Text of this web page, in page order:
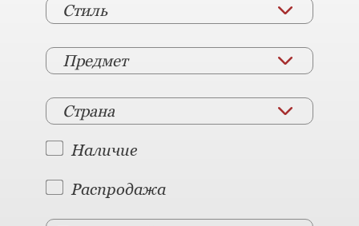
Стиль
Предмет
Страна
Наличие
Распродажа